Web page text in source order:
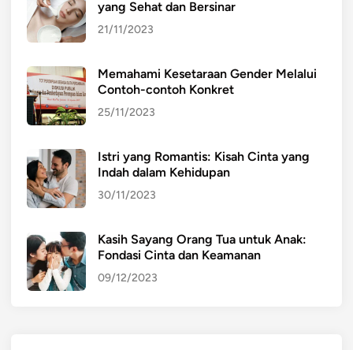
p
a
B
e
r
s
y
a
a
k
a
yang Sehat dan Bersinar
21/11/2023
Memahami Kesetaraan Gender Melalui
Contoh-contoh Konkret
25/11/2023
Istri yang Romantis: Kisah Cinta yang
Indah dalam Kehidupan
30/11/2023
Kasih Sayang Orang Tua untuk Anak:
Fondasi Cinta dan Keamanan
09/12/2023